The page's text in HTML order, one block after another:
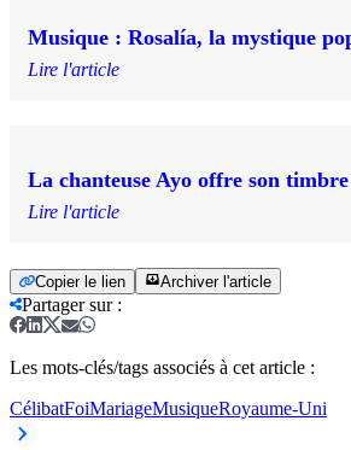
Musique : Rosalía, la mystique
Lire l'article
La chanteuse Ayo offre son
Lire l'article
Copier le lien Archiver l'article
Partager sur:
Les mots-clés/tags associés à cet article :
CélibatFoiMariageMusiqueRoyaume-Uni